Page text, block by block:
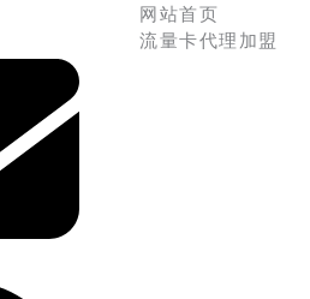
网站首页
流量卡代理加盟